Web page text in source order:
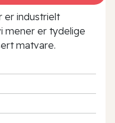
er industrielt
mener er tydelige
matvare.